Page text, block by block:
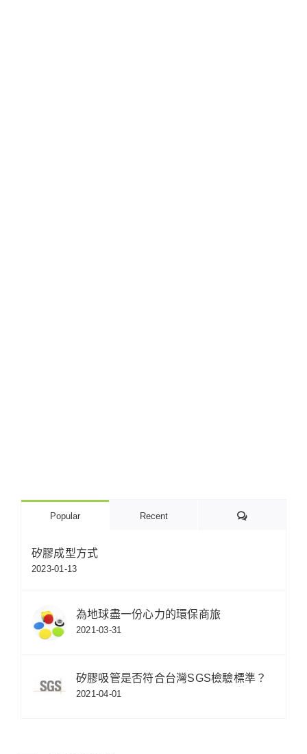
Popular Recent Comments
矽膠成型方式
2023-01-13
為地球盡一份心力的環保商旅
2021-03-31
矽膠吸管是否符合台灣SGS檢驗標準？
2021-04-01